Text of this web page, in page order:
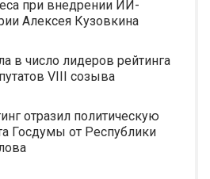
при внедрении ИИ-
Алексея Кузовкина
в число лидеров рейтинга
VIII созыва
отразил политическую
Госдумы от Республики